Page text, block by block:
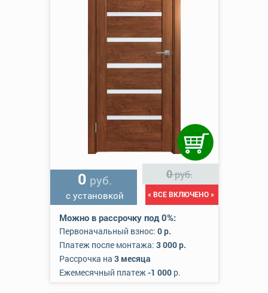
0 руб.
с установкой
0руб.
« ВСЕ ВКЛЮЧЕНО »
Можно в рассрочку под 0%:
Первоначальный взнос: 0 р.
Платеж после монтажа: 3 000 р.
Рассрочка на 3 месяца
Ежемесячный платеж-1 000р.